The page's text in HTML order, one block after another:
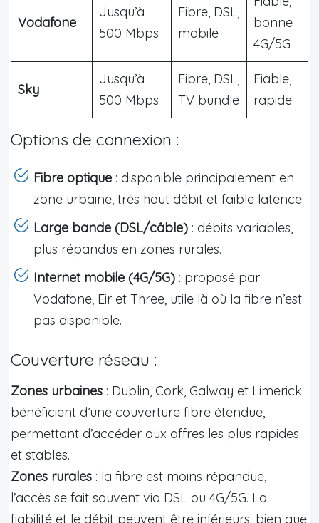
Vodafone
Jusqu’à
500 Mbps
Fibre, DSL,
mobile
bonne
4G/5G
Sky
Jusqu’à
500 Mbps
Fibre, DSL,
TV bundle
Fiable,
rapide
Options de connexion :
Fibre optique : disponible principalement en
zone urbaine, très haut débit et faible latence.
Large bande (DSL/câble) : débits variables,
plus répandus en zones rurales.
Internet mobile (4G/5G) : proposé par
Vodafone, Eir et Three, utile là où la fibre n’est
pas disponible.
Couverture réseau :
Zones urbaines : Dublin, Cork, Galway et Limerick
bénéficient d’une couverture fibre étendue,
permettant d’accéder aux offres les plus rapides
et stables.
Zones rurales : la fibre est moins répandue,
l’accès se fait souvent via DSL ou 4G/5G. La
fiabilité et le débit peuvent être inférieurs, bien que